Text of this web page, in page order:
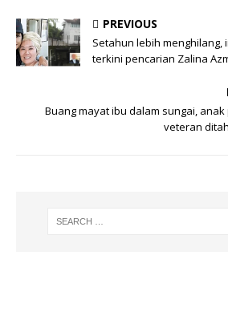
PREVIOUS
Setahun lebih menghilang,
terkini pencarian Zalina
Buang mayat ibu dalam sungai,
veteran